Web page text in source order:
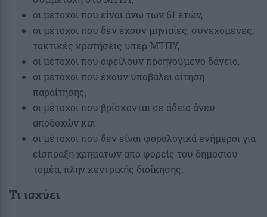
οι μέτοχοι που είναι άνω των 61 ετών,
οι μέτοχοι που δεν έχουν μηνιαίες, συνεχόμενες,
τακτικές κρατήσεις υπέρ ΜΤΠΥ,
οι μέτοχοι που οφείλουν προηγούμενο δάνειο,
οι μέτοχοι που έχουν υποβάλει αίτηση
παραίτησης,
οι μέτοχοι που βρίσκονται σε άδεια άνευ
αποδοχών και
οι μέτοχοι που δεν είναι φορολογικά ενήμεροι για
είσπραξη χρημάτων από φορείς του δημοσίου
τομέα, πλην κεντρικής διοίκησης.
Τι ισχύει